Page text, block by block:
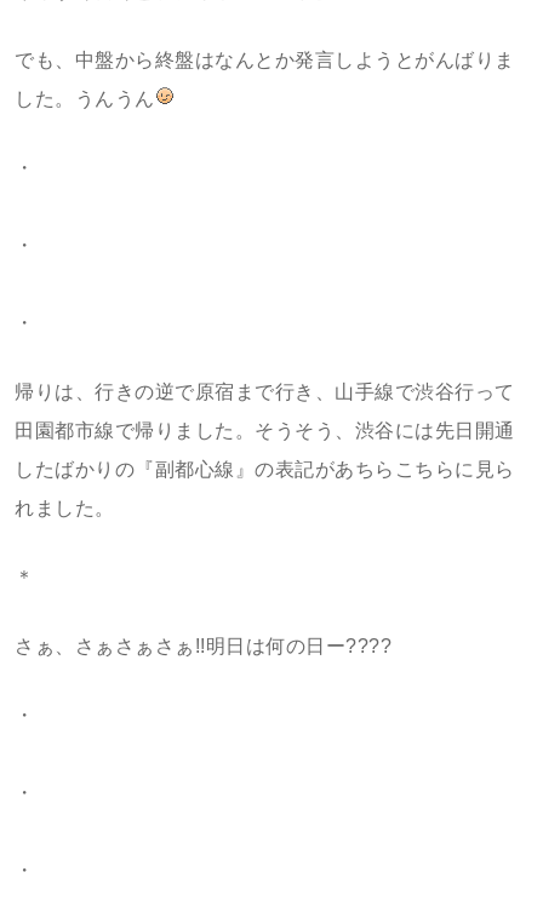
でも、中盤から終盤はなんとか発言しようとがんばりま
した。うんうん
・
・
・
帰りは、行きの逆で原宿まで行き、山手線で渋谷行って
田園都市線で帰りました。そうそう、渋谷には先日開通
したばかりの『副都心線』の表記があちらこちらに見ら
れました。
＊
さぁ、さぁさぁさぁ!!明日は何の日ー????
・
・
・